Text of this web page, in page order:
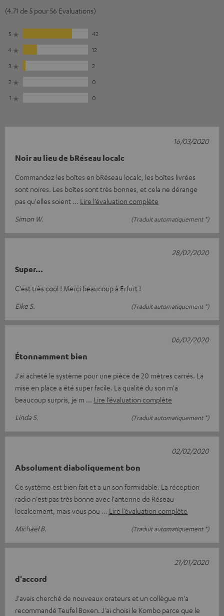
(4.71 de 5 pour 56 Evaluations)
5
42
4
12
3
2
2
0
1
0
Noir au lieu de bRéseau localc
Commandez les boîtes en bRéseau localc, les boîtes livrées
sont noires. Les boîtes sont très bonnes, et cela ne dérange
pas qu'elles soient
Lire l’évaluation complète
Simon W.
(Traduit automatiquement *)
16/03/2020
Super...
C'est très cool ! Merci beaucoup à Erfurt !
Eike S.
(Traduit automatiquement *)
28/02/2020
Étonnamment bien
J'ai acheté le système pour une pièce de 20 mètres carrés. La
mise en place a été super facile. La qualité du son m'a
beaucoup surpris, je m
Lire l’évaluation complète
Linda S.
(Traduit automatiquement *)
06/02/2020
Absolument diaboliquement bon
Ce système est bien fait et a un son formidable. La réception
radio n'est pas très bonne avec l'antenne de Réseau
localcement, mais vous pou
Lire l’évaluation complète
Michael B.
(Traduit automatiquement *)
02/02/2020
d'accord
J'avais cherché de nouveaux orateurs et un collègue m'a
recommandé Teufel Boxen. J'ai choisi le Kombo parce que le
21/01/2020